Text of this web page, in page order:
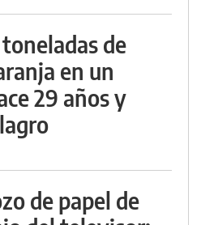
de
en un
29 años y
de papel de